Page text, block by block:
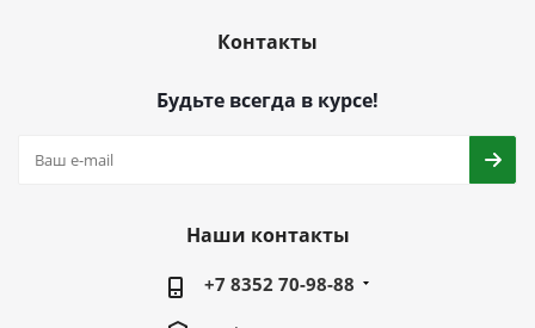
Контакты
Будьте всегда в курсе!
Наши контакты
+7 8352 70-98-88